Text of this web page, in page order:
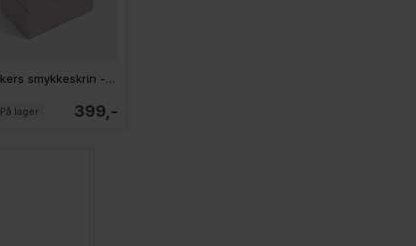
Stackers smykkeskrin - LILLE, TAUPE, sæt af 2 stk.
399,-
På lager